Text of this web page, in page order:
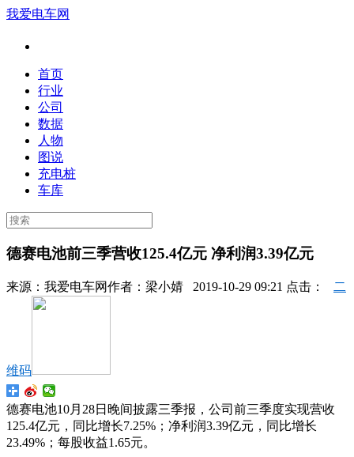
我爱电车网
首页
行业
公司
数据
人物
图说
充电桩
车库
德赛电池前三季营收125.4亿元 净利润3.39亿元
来源： 我爱电车网作者： 梁小婧 2019-10-29 09:21 点击： 二
维码
德赛电池10月28日晚间披露三季报，公司前三季度实现营收
125.4亿元，同比增长7.25%；净利润3.39亿元，同比增长
23.49%；每股收益1.65元。